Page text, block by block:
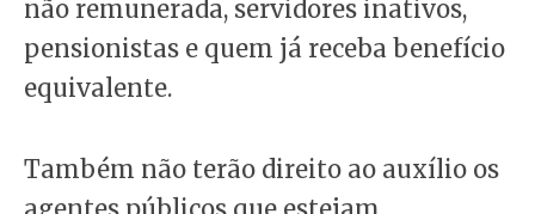
não remunerada, servidores inativos,
pensionistas e quem já receba benefício
equivalente.
Também não terão direito ao auxílio os